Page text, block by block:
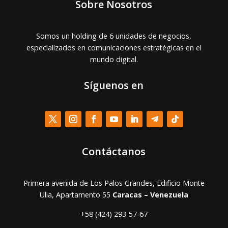
Sobre Nosotros
Somos un holding de 6 unidades de negocios,
especializados en comunicaciones estratégicas en el
mundo digital.
Síguenos en
Contáctanos
Primera avenida de Los Palos Grandes, Edificio Monte
Ulia, Apartamento 55 Caracas – Venezuela
+58 (424) 293-57-67